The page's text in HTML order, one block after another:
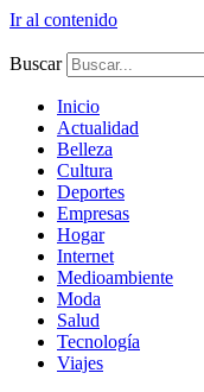
Ir al contenido
Buscar
Inicio
Actualidad
Belleza
Cultura
Deportes
Empresas
Hogar
Internet
Medioambiente
Moda
Salud
Tecnología
Viajes